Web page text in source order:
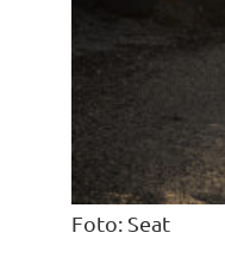
Foto: Seat